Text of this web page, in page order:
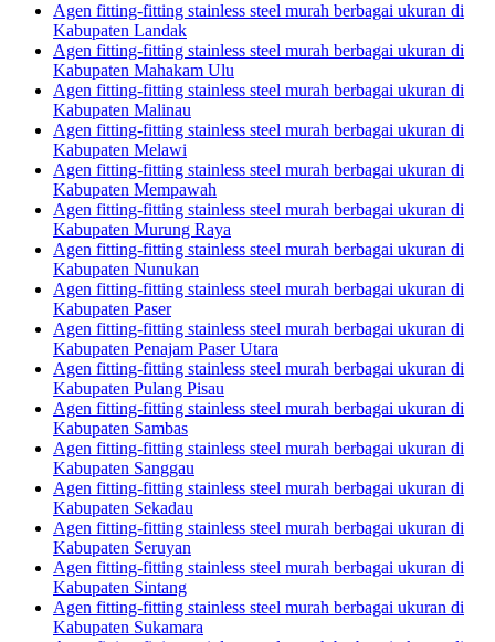
Agen fitting-fitting stainless steel murah berbagai ukuran di
Kabupaten Landak
Agen fitting-fitting stainless steel murah berbagai ukuran di
Kabupaten Mahakam Ulu
Agen fitting-fitting stainless steel murah berbagai ukuran di
Kabupaten Malinau
Agen fitting-fitting stainless steel murah berbagai ukuran di
Kabupaten Melawi
Agen fitting-fitting stainless steel murah berbagai ukuran di
Kabupaten Mempawah
Agen fitting-fitting stainless steel murah berbagai ukuran di
Kabupaten Murung Raya
Agen fitting-fitting stainless steel murah berbagai ukuran di
Kabupaten Nunukan
Agen fitting-fitting stainless steel murah berbagai ukuran di
Kabupaten Paser
Agen fitting-fitting stainless steel murah berbagai ukuran di
Kabupaten Penajam Paser Utara
Agen fitting-fitting stainless steel murah berbagai ukuran di
Kabupaten Pulang Pisau
Agen fitting-fitting stainless steel murah berbagai ukuran di
Kabupaten Sambas
Agen fitting-fitting stainless steel murah berbagai ukuran di
Kabupaten Sanggau
Agen fitting-fitting stainless steel murah berbagai ukuran di
Kabupaten Sekadau
Agen fitting-fitting stainless steel murah berbagai ukuran di
Kabupaten Seruyan
Agen fitting-fitting stainless steel murah berbagai ukuran di
Kabupaten Sintang
Agen fitting-fitting stainless steel murah berbagai ukuran di
Kabupaten Sukamara